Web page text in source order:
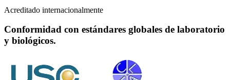
Acreditado internacionalmente
Conformidad con estándares globales de laboratorio
y biológicos.